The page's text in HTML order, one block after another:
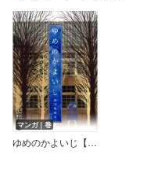
マンガ｜巻
ゆめのかよいじ【雑誌掲載版】